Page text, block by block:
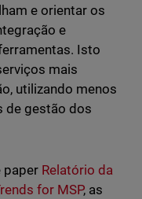
e orientar os
e
Isto
mais
utilizando menos
de gestão dos
paper Relatório da
for MSP, as